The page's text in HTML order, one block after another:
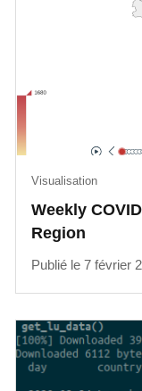
Weekly
Region
Visualisation
Publié le 7 février